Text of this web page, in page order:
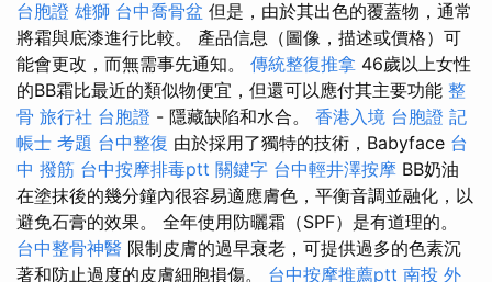
台胞證 雄獅 台中喬骨盆 但是，由於其出色的覆蓋物，通常
將霜與底漆進行比較。 產品信息（圖像，描述或價格）可
能會更改，而無需事先通知。 傳統整復推拿 46歲以上女性
的BB霜比最近的類似物便宜，但還可以應付其主要功能 整
骨 旅行社 台胞證 - 隱藏缺陷和水合。 香港入境 台胞證 記
帳士 考題 台中整復 由於採用了獨特的技術，Babyface 台
中 撥筋 台中按摩排毒ptt 關鍵字 台中輕井澤按摩 BB奶油
在塗抹後的幾分鐘內很容易適應膚色，平衡音調並融化，以
避免石膏的效果。 全年使用防曬霜（SPF）是有道理的。
台中整骨神醫 限制皮膚的過早衰老，可提供過多的色素沉
著和防止過度的皮膚細胞損傷。 台中按摩推薦ptt 南投 外